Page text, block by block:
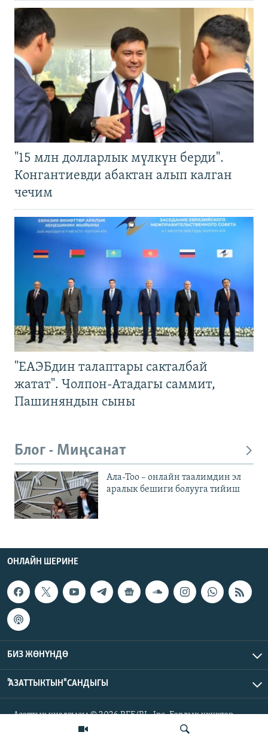
"15 млн долларлык мүлкүн берди".
Конгантиевди абактан алып калган
чечим
"ЕАЭБдин талаптары сакталбай
жатат". Чолпон-Атадагы саммит,
Пашиняндын сыны
Блог - Миңсанат
Ала-Тоо – онлайн таалимдин эл
аралык бешиги болууга тийиш
ОНЛАЙН ШЕРИНЕ
БИЗ ЖӨНҮНДӨ
"АЗАТТЫКТЫН" САНДЫГЫ
Азаттык үналгысы © 2026 RFE/RL, Inc. Бардык укуктар